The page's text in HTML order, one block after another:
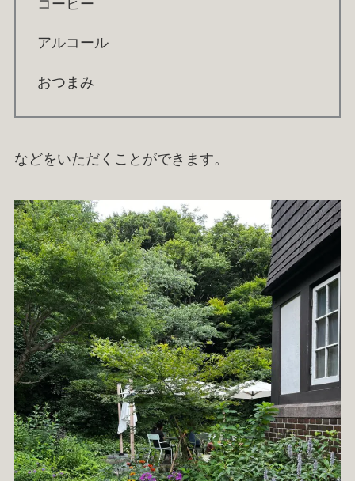
コーヒー
アルコール
おつまみ
などをいただくことができます。